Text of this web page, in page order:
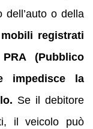
dell’auto o della
registrati
(Pubblico
impedisce la
Se il debitore
il veicolo può